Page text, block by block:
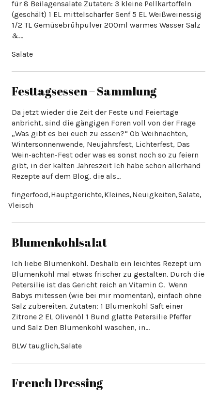
für 8 Beilagensalate Zutaten: 3 kleine Pellkartoffeln
(geschält) 1 EL mittelscharfer Senf 5 EL Weißweinessig
1/2 TL Gemüsebrühpulver 200ml warmes Wasser Salz
&…
Festtagsessen – Sammlung
Da jetzt wieder die Zeit der Feste und Feiertage
anbricht, sind die gängigen Foren voll von der Frage
„Was gibt es bei euch zu essen?“ Ob Weihnachten,
Wintersonnenwende, Neujahrsfest, Lichterfest, Das
Wein-achten-Fest oder was es sonst noch so zu feiern
gibt, in der kalten Jahreszeit Ich habe schon allerhand
Rezepte auf dem Blog, die als…
Blumenkohlsalat
Ich liebe Blumenkohl. Deshalb ein leichtes Rezept um
Blumenkohl mal etwas frischer zu gestalten. Durch die
Petersilie ist das Gericht reich an Vitamin C. Wenn
Babys mitessen (wie bei mir momentan), einfach ohne
Salz zubereiten. Zutaten: 1 Blumenkohl Saft einer
Zitrone 2 EL Olivenöl 1 Bund glatte Petersilie Pfeffer
und Salz Den Blumenkohl waschen, in…
French Dressing